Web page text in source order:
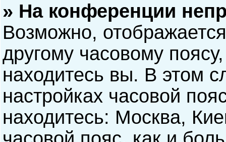
» На конференции
Возможно,
другому часовому
находитесь вы. В этом
настройках часовой
находитесь: Москва,